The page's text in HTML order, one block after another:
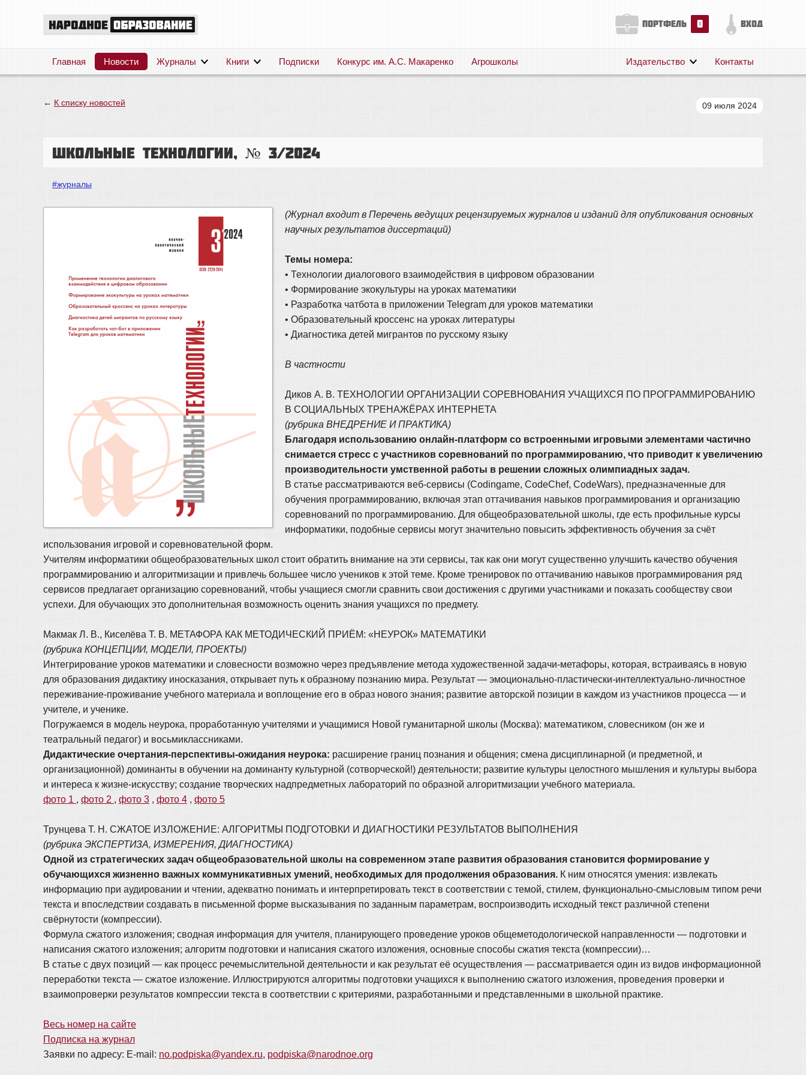
портфель 0 вход
Главная Новости Журналы Книги Подписки Конкурс им. А.С. Макаренко Агрошколы
Публикации
Издательство Контакты
← К списку новостей 09 июля 2024
Школьные технологии, № 3/2024
#журналы
(Журнал входит в Перечень ведущих рецензируемых журналов и изданий для опубликования основных
научных результатов диссертаций)
Темы номера:
• Технологии диалогового взаимодействия в цифровом образовании
• Формирование экокультуры на уроках математики
• Разработка чатбота в приложении Telegram для уроков математики
• Образовательный кроссенс на уроках литературы
• Диагностика детей мигрантов по русскому языку
В частности
Диков А. В. ТЕХНОЛОГИИ ОРГАНИЗАЦИИ СОРЕВНОВАНИЯ УЧАЩИХСЯ ПО ПРОГРАММИРОВАНИЮ
В СОЦИАЛЬНЫХ ТРЕНАЖЁРАХ ИНТЕРНЕТА
(рубрика ВНЕДРЕНИЕ И ПРАКТИКА)
Благодаря использованию онлайн-платформ со встроенными игровыми элементами частично
снимается стресс с участников соревнований по программированию, что приводит к увеличению
производительности умственной работы в решении сложных олимпиадных задач.
В статье рассматриваются веб-сервисы (Codingame, CodeChef, CodeWars), предназначенные для
обучения программированию, включая этап оттачивания навыков программирования и организацию
соревнований по программированию. Для общеобразовательной школы, где есть профильные курсы
информатики, подобные сервисы могут значительно повысить эффективность обучения за счёт
использования игровой и соревновательной форм.
Учителям информатики общеобразовательных школ стоит обратить внимание на эти сервисы, так как они могут существенно улучшить качество обучения
программированию и алгоритмизации и привлечь большее число учеников к этой теме. Кроме тренировок по оттачиванию навыков программирования ряд
сервисов предлагает организацию соревнований, чтобы учащиеся смогли сравнить свои достижения с другими участниками и показать сообществу свои
успехи. Для обучающих это дополнительная возможность оценить знания учащихся по предмету.
Макмак Л. В., Киселёва Т. В. МЕТАФОРА КАК МЕТОДИЧЕСКИЙ ПРИЁМ: «НЕУРОК» МАТЕМАТИКИ
(рубрика КОНЦЕПЦИИ, МОДЕЛИ, ПРОЕКТЫ)
Интегрирование уроков математики и словесности возможно через предъявление метода художественной задачи-метафоры, которая, встраиваясь в новую
для образования дидактику иносказания, открывает путь к образному познанию мира. Результат — эмоционально-пластически-интеллектуально-личностное
переживание-проживание учебного материала и воплощение его в образ нового знания; развитие авторской позиции в каждом из участников процесса — и
учителе, и ученике.
Погружаемся в модель неурока, проработанную учителями и учащимися Новой гуманитарной школы (Москва): математиком, словесником (он же и
театральный педагог) и восьмиклассниками.
Дидактические очертания-перспективы-ожидания неурока: расширение границ познания и общения; смена дисциплинарной (и предметной, и
организационной) доминанты в обучении на доминанту культурной (сотворческой!) деятельности; развитие культуры целостного мышления и культуры выбора
и интереса к жизне-искусству; создание творческих надпредметных лабораторий по образной алгоритмизации учебного материала.
фото 1 , фото 2 , фото 3 , фото 4 , фото 5
Трунцева Т. Н. СЖАТОЕ ИЗЛОЖЕНИЕ: АЛГОРИТМЫ ПОДГОТОВКИ И ДИАГНОСТИКИ РЕЗУЛЬТАТОВ ВЫПОЛНЕНИЯ
(рубрика ЭКСПЕРТИЗА, ИЗМЕРЕНИЯ, ДИАГНОСТИКА)
Одной из стратегических задач общеобразовательной школы на современном этапе развития образования становится формирование у
обучающихся жизненно важных коммуникативных умений, необходимых для продолжения образования. К ним относятся умения: извлекать
информацию при аудировании и чтении, адекватно понимать и интерпретировать текст в соответствии с темой, стилем, функционально-смысловым типом речи
текста и впоследствии создавать в письменной форме высказывания по заданным параметрам, воспроизводить исходный текст различной степени
свёрнутости (компрессии).
Формула сжатого изложения; сводная информация для учителя, планирующего проведение уроков общеметодологической направленности — подготовки и
написания сжатого изложения; алгоритм подготовки и написания сжатого изложения, основные способы сжатия текста (компрессии)…
В статье с двух позиций — как процесс речемыслительной деятельности и как результат её осуществления — рассматривается один из видов информационной
переработки текста — сжатое изложение. Иллюстрируются алгоритмы подготовки учащихся к выполнению сжатого изложения, проведения проверки и
взаимопроверки результатов компрессии текста в соответствии с критериями, разработанными и представленными в школьной практике.
Весь номер на сайте
Подписка на журнал
Заявки по адресу: E-mail: no.podpiska@yandex.ru, podpiska@narodnoe.org